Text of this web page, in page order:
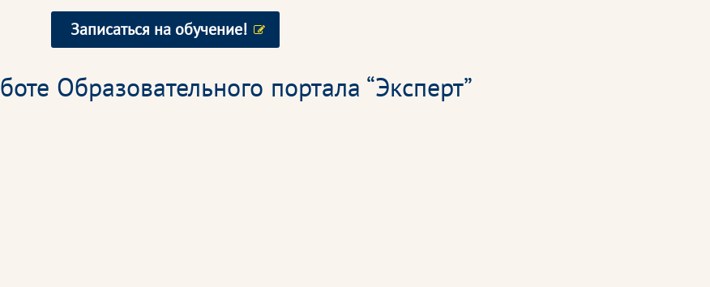
Записаться на обучение!
Образовательного портала “Эксперт”